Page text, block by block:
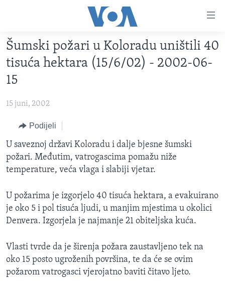
na
glavni
sadržaj
Pređi
na
glavnu
navigaciju
pretragu
TV PROGRAM
VIJESTI
SJEDINJENE AMERIČKE DRŽAVE
BOSNA I HERCEGOVINA
SVIJET
NAUKA I TEHNOLOGIJA
SPECIJALNI PROJEKTI
KORUPCIJA
ŽENSKA STRANA
IZBJEGLIČKA STRANA
O GLASU AMERIKE
Learning English
Šumski požari u Koloradu uništili 40
tisuća hektara (15/6/02) - 2002-06-
15
15 juni, 2002
Podijeli
U saveznoj državi Koloradu i dalje bjesne šumski
požari. Međutim, vatrogascima pomažu niže
temperature, veća vlaga i slabiji vjetar.
U požarima je izgorjelo 40 tisuća hektara, a evakuirano
je oko 5 i pol tisuća ljudi, u manjim mjestima u okolici
Denvera. Izgorjela je najmanje 21 obiteljska kuća.
Vlasti tvrde da je širenja požara zaustavljeno tek na
oko 15 posto ugroženih površina, te da će se ovim
požarom vatrogasci vjerojatno baviti čitavo ljeto.